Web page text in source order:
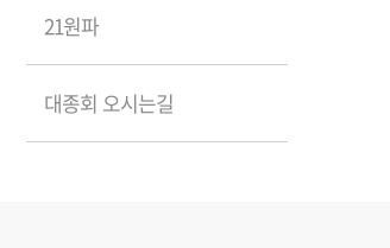
21원파
대종회 오시는길